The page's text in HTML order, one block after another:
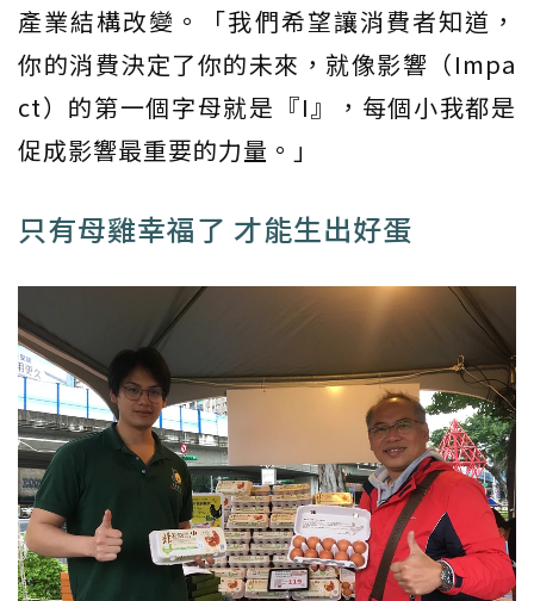
產業結構改變。「我們希望讓消費者知道，
你的消費決定了你的未來，就像影響（Impa
ct）的第一個字母就是『I』，每個小我都是
促成影響最重要的力量。」
只有母雞幸福了 才能生出好蛋